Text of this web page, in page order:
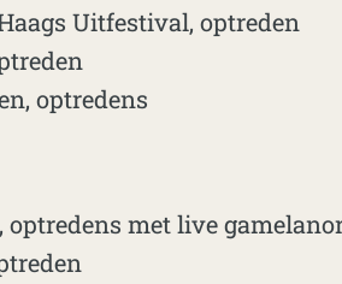
Uitfestival, optreden
optredens
met live